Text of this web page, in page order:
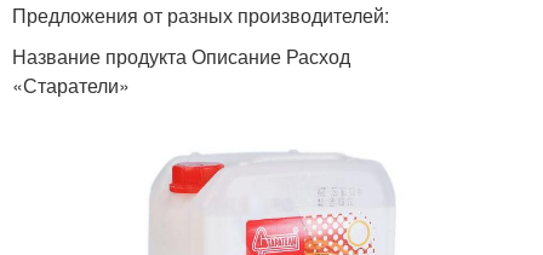
Предложения от разных производителей:
Название продукта Описание Расход
«Старатели»